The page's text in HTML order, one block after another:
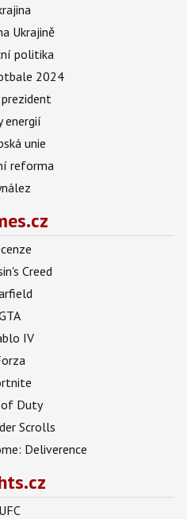
Ukrajině
politika
2024
prezident
energií
unie
reforma
Creed
IV
Duty
Scrolls
Deliverence
UFC